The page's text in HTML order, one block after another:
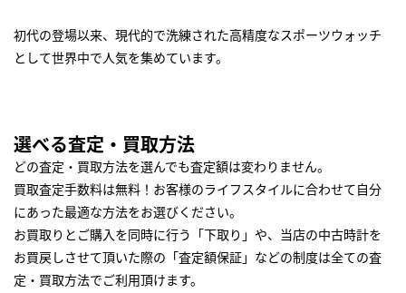
初代の登場以来、現代的で洗練された高精度なスポーツウォッチ
として世界中で人気を集めています。
選べる査定・買取方法
どの査定・買取方法を選んでも査定額は変わりません。
買取査定手数料は無料！お客様のライフスタイルに合わせて自分
にあった最適な方法をお選びください。
お買取りとご購入を同時に行う「下取り」や、当店の中古時計を
お買戻しさせて頂いた際の「査定額保証」などの制度は全ての査
定・買取方法でご利用頂けます。